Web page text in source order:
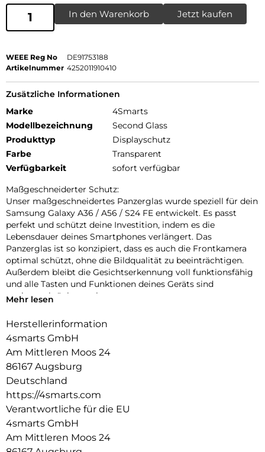
In den Warenkorb Jetzt kaufen
WEEE Reg No
DE91753188
Artikelnummer 4252011910410
Zusätzliche Informationen
Marke
4Smarts
Modellbezeichnung
Second Glass
Produkttyp
Displayschutz
Farbe
Transparent
Verfügbarkeit
sofort verfügbar
Maßgeschneiderter Schutz:
Unser maßgeschneidertes Panzerglas wurde speziell für dein
Samsung Galaxy A36 / A56 / S24 FE entwickelt. Es passt
perfekt und schützt deine Investition, indem es die
Lebensdauer deines Smartphones verlängert. Das
Panzerglas ist so konzipiert, dass es auch die Frontkamera
optimal schützt, ohne die Bildqualität zu beeinträchtigen.
Außerdem bleibt die Gesichtserkennung voll funktionsfähig
und alle Tasten und Funktionen deines Geräts sind
uneingeschränkt nutzbar.
Unser Second Glass ist nicht nur robust, sondern auch
einfacher zu montieren wie eine Panzerfolie. Mit dem
mitgelieferten Reinigungsset lässt sich das Schutzglas
staubfrei anbringen. Und wenn es Zeit ist, das Glas
auszutauschen, ist das genauso einfach. Mit unserem Second
Glas erhältst du einen effektiven und benutzerfreundlichen
Schutz für das Display deines Mobilgeräts.
Kristallklare Qualität:
Smartphone, sondern garantiert auch die uneingeschränkte
Mehr lesen
Herstellerinformation
4smarts GmbH
Am Mittleren Moos 24
86167 Augsburg
Deutschland
https://4smarts.com
Verantwortliche für die EU
4smarts GmbH
Am Mittleren Moos 24